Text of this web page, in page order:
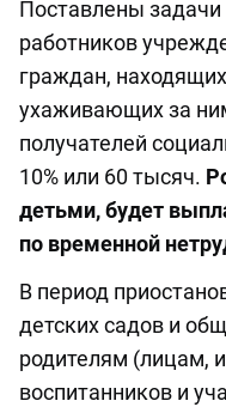
Поставлены
работников
граждан,
ухаживающих за
получателей
10% или 60 тысяч.
детьми, будет
по временной
В период
детских садов и
родителям (лицам,
воспитанников и